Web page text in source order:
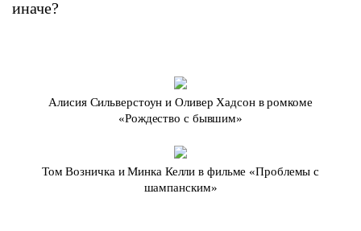
иначе?
Алисия Сильверстоун и Оливер Хадсон в ромкоме
«Рождество с бывшим»
Том Возничка и Минка Келли в фильме «Проблемы с
шампанским»